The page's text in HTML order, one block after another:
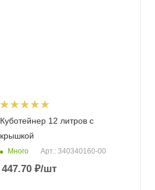
Куботейнер 12 литров с
крышкой
Много Арт.: 340340160-00
447.70 ₽/шт